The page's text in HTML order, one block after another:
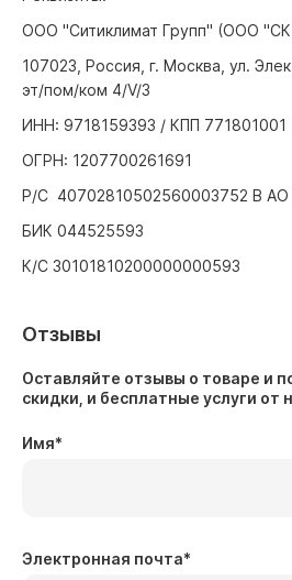
ООО "Ситиклимат Групп" (ООО "СК
107023, Россия, г. Москва, ул.
эт/пом/ком 4/V/3
ИНН: 9718159393 / КПП 771801001
ОГРН: 1207700261691
Р/С 40702810502560003752 В
БИК 044525593
К/С 30101810200000000593
Отзывы
Оставляйте отзывы о товаре и
скидки, и бесплатные услуги от
Имя*
Электронная почта*